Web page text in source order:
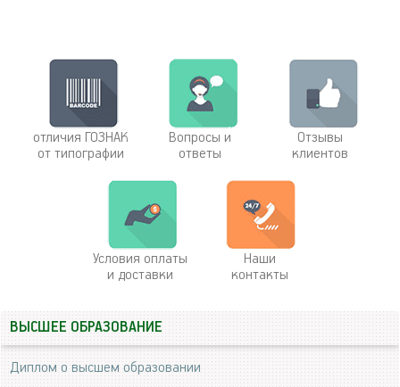
отличия ГОЗНАК
от типографии
Вопросы и
ответы
Отзывы
клиентов
Условия оплаты
и доставки
Наши
контакты
ВЫСШЕЕ ОБРАЗОВАНИЕ
Диплом о высшем образовании